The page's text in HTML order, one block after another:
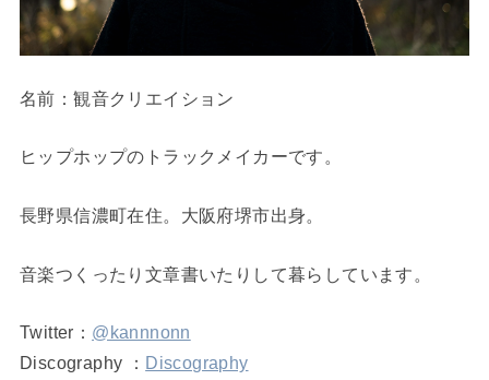
名前：観音クリエイション
ヒップホップのトラックメイカーです。
長野県信濃町在住。大阪府堺市出身。
音楽つくったり文章書いたりして暮らしています。
Twitter： @kannnonn
Discography ： Discography